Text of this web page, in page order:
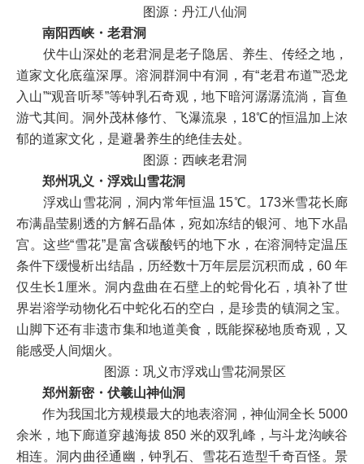
图源：丹江八仙洞
南阳西峡・老君洞
伏牛山深处的老君洞是老子隐居、养生、传经之地，
道家文化底蕴深厚。溶洞群洞中有洞，有“老君布道”“恐龙
入山”“观音听琴”等钟乳石奇观，地下暗河潺潺流淌，盲鱼
游弋其间。洞外茂林修竹、飞瀑流泉，18℃的恒温加上浓
郁的道家文化，是避暑养生的绝佳去处。
图源：西峡老君洞
郑州巩义・浮戏山雪花洞
浮戏山雪花洞，洞内常年恒温 15℃。173米雪花长廊
布满晶莹剔透的方解石晶体，宛如冻结的银河、地下水晶
宫。这些“雪花”是富含碳酸钙的地下水，在溶洞特定温压
条件下缓慢析出结晶，历经数十万年层层沉积而成，60 年
仅生长1厘米。洞内盘曲在石壁上的蛇骨化石，填补了世
界岩溶学动物化石中蛇化石的空白，是珍贵的镇洞之宝。
山脚下还有非遗市集和地道美食，既能探秘地质奇观，又
能感受人间烟火。
图源：巩义市浮戏山雪花洞景区
郑州新密・伏羲山神仙洞
作为我国北方规模最大的地表溶洞，神仙洞全长 5000
余米，地下廊道穿越海拔 850 米的双乳峰，与斗龙沟峡谷
相连。洞内曲径通幽，钟乳石、雪花石造型千奇百怪。景